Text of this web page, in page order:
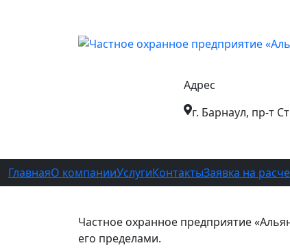
Адрес
г. Барнаул, пр-т
ГлавнаяО компанииУслугиКонтактыЗаявка на
Частное охранное предприятие
его пределами.